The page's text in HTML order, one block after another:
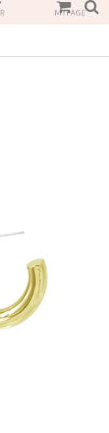
MYPAGE